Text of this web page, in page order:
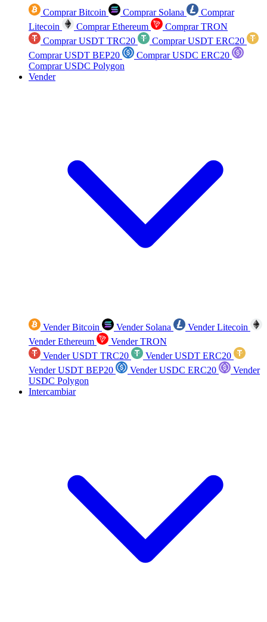
Comprar Bitcoin Comprar Solana
Comprar
Litecoin
Comprar Ethereum
Comprar TRON
Comprar USDT TRC20
Comprar USDT ERC20
Comprar USDT BEP20
Comprar USDC ERC20
Comprar USDC Polygon
Vender
Vender Bitcoin Vender Solana
Vender Litecoin
Vender Ethereum
Vender TRON
Vender USDT TRC20
Vender USDT ERC20
Vender USDT BEP20
Vender USDC ERC20
Vender
USDC Polygon
Intercambiar